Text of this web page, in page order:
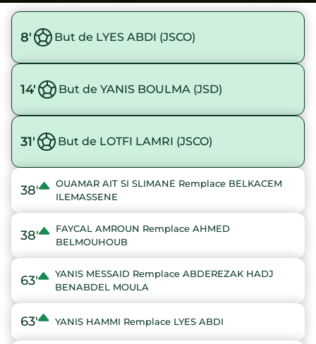
8' But de LYES ABDI (JSCO)
14' But de YANIS BOULMA (JSD)
31' But de LOTFI LAMRI (JSCO)
38'
OUAMAR AIT SI SLIMANE Remplace BELKACEM
ILEMASSENE
38'
FAYCAL AMROUN Remplace AHMED
BELMOUHOUB
63'
YANIS MESSAID Remplace ABDEREZAK HADJ
BENABDEL MOULA
63' YANIS HAMMI Remplace LYES ABDI